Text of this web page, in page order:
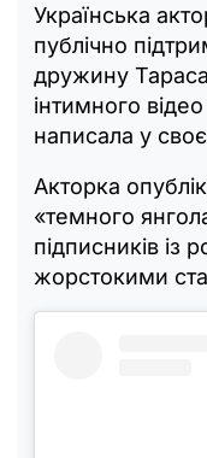
Українська
публічно
дружину
інтимного
написала у
Акторка
«темного
підписників із
жорстокими